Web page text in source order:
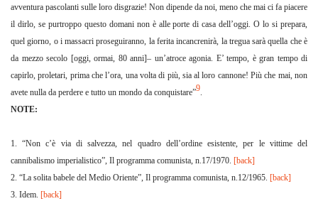
avventura pascolanti sulle loro disgrazie! Non dipende da noi, meno che mai ci fa piacere
il dirlo, se purtroppo questo domani non è alle porte di casa dell’oggi. O lo si prepara,
quel giorno, o i massacri proseguiranno, la ferita incancrenirà, la tregua sarà quella che è
da mezzo secolo [oggi, ormai, 80 anni]– un’atroce agonia. E’ tempo, è gran tempo di
capirlo, proletari, prima che l’ora, una volta di più, sia al loro cannone! Più che mai, non
avete nulla da perdere e tutto un mondo da conquistare”9.
NOTE:
1. “Non c’è via di salvezza, nel quadro dell’ordine esistente, per le vittime del
cannibalismo imperialistico”, Il programma comunista, n.17/1970. [back]
2. “La solita babele del Medio Oriente”, Il programma comunista, n.12/1965. [back]
3. Idem. [back]